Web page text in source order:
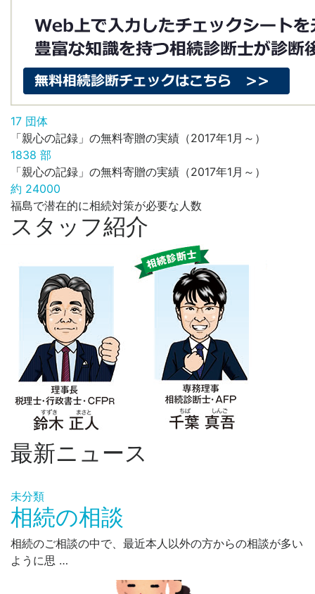
17 団体
「親心の記録」の無料寄贈の実績（2017年1月～）
1838 部
「親心の記録」の無料寄贈の実績（2017年1月～）
約 24000
福島で潜在的に相続対策が必要な人数
スタッフ紹介
最新ニュース
未分類
相続の相談
相続のご相談の中で、最近本人以外の方からの相談が多い
ように思 …